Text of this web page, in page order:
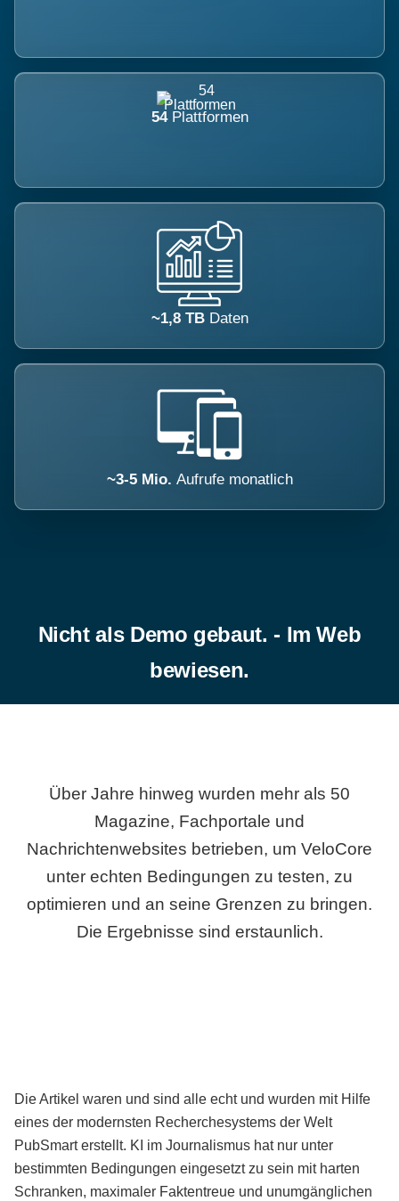
54 Plattformen
~1,8 TB Daten
~3-5 Mio. Aufrufe monatlich
Nicht als Demo gebaut. - Im Web
bewiesen.
Über Jahre hinweg wurden mehr als 50
Magazine, Fachportale und
Nachrichtenwebsites betrieben, um VeloCore
unter echten Bedingungen zu testen, zu
optimieren und an seine Grenzen zu bringen.
Die Ergebnisse sind erstaunlich.
Die Artikel waren und sind alle echt und wurden mit Hilfe
eines der modernsten Recherchesystems der Welt
PubSmart erstellt. KI im Journalismus hat nur unter
bestimmten Bedingungen eingesetzt zu sein mit harten
Schranken, maximaler Faktentreue und unumgänglichen